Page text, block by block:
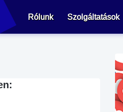
Rólunk Szolgáltatások